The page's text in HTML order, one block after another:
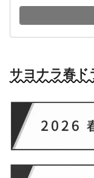
サヨナラ春ド